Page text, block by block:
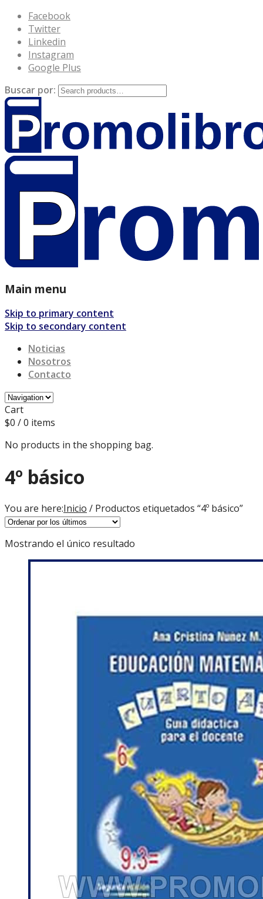
Facebook
Twitter
Linkedin
Instagram
Google Plus
Buscar por:
Main menu
Skip to primary content
Skip to secondary content
Noticias
Nosotros
Contacto
Cart
$0 / 0 items
No products in the shopping bag.
4º básico
You are here:Inicio / Productos etiquetados “4º básico”
Mostrando el único resultado